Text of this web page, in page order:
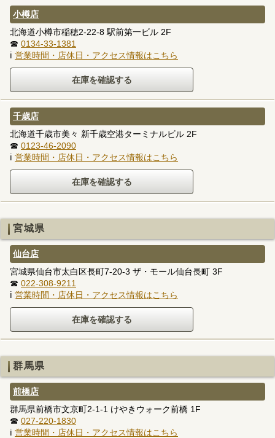
小樽店
北海道小樽市稲穂2-22-8 駅前第一ビル 2F
☎ 0134-33-1381
ℹ 営業時間・店休日・アクセス情報はこちら
千歳店
北海道千歳市美々 新千歳空港ターミナルビル 2F
☎ 0123-46-2090
ℹ 営業時間・店休日・アクセス情報はこちら
宮城県
仙台店
宮城県仙台市太白区長町7-20-3 ザ・モール仙台長町 3F
☎ 022-308-9211
ℹ 営業時間・店休日・アクセス情報はこちら
群馬県
前橋店
群馬県前橋市文京町2-1-1 けやきウォーク前橋 1F
☎ 027-220-1830
ℹ 営業時間・店休日・アクセス情報はこちら